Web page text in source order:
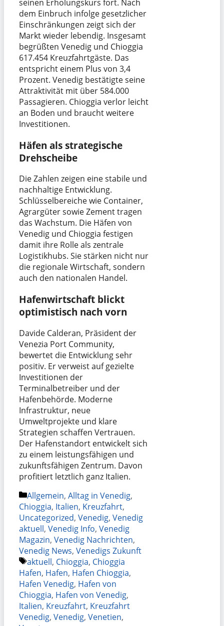
seinen Erholungskurs fort. Nach
dem Einbruch infolge gesetzlicher
Einschränkungen zeigt sich der
Markt wieder lebendig. Insgesamt
begrüßten Venedig und Chioggia
617.454 Kreuzfahrtgäste. Das
entspricht einem Plus von 3,4
Prozent. Venedig bestätigte seine
Attraktivität mit über 584.000
Passagieren. Chioggia verlor leicht
an Boden und braucht weitere
Investitionen.
Häfen als strategische
Drehscheibe
Die Zahlen zeigen eine stabile und
nachhaltige Entwicklung.
Schlüsselbereiche wie Container,
Agrargüter sowie Zement tragen
das Wachstum. Die Häfen von
Venedig und Chioggia festigen
damit ihre Rolle als zentrale
Logistikhubs. Sie stärken nicht nur
die regionale Wirtschaft, sondern
auch den nationalen Handel.
Hafenwirtschaft blickt
optimistisch nach vorn
Davide Calderan, Präsident der
Venezia Port Community,
bewertet die Entwicklung sehr
positiv. Er verweist auf gezielte
Investitionen der
Terminalbetreiber und der
Hafenbehörde. Moderne
Infrastruktur, neue
Umweltprojekte und klare
Strategien schaffen Vertrauen.
Der Hafenstandort entwickelt sich
zu einem leistungsfähigen und
zukunftsfähigen Zentrum. Davon
profitiert letztlich ganz Italien.
Kategorien
Allgemein, Alltag in Venedig,
Chioggia, Italien, Kreuzfahrt,
Uncategorized, Venedig, Venedig
aktuell, Venedig Info, Venedig
Magazin, Venedig Nachrichten,
Venedig News, Venedigs Zukunft
Schlagwörter
aktuell, Chioggia, Chioggia
Hafen, Hafen, Hafen Chioggia,
Hafen Venedig, Hafen von
Chioggia, Hafen von Venedig,
Italien, Kreuzfahrt, Kreuzfahrt
Venedig, Venedig, Venetien,